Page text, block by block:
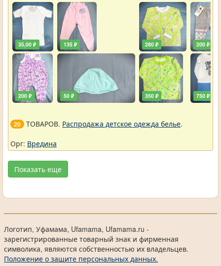
35,00 ₽
200 ₽
135 ₽
50 ₽
280 ₽
350 ₽
200 ₽
750 ₽
20 ТОВАРОВ. Распродажа детское одежда белье.
Орг: Вредина
Показать еще
Логотип, Уфамама, Ufamama, Ufamama.ru -
зарегистрированные товарный знак и фирменная
символика, являются собственностью их владельцев.
Положение о защите персональных данных.